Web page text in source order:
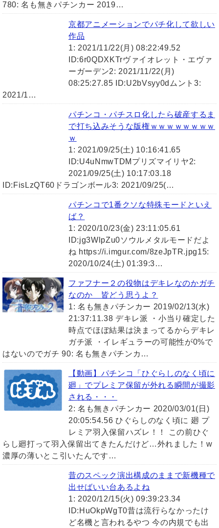
780: 名も無きパチンカー 2019…
京都アニメーションでパチ化して欲しい
作品
1: 2021/11/22(月) 08:22:49.52
ID:6r0QDXKTrヴァイオレット・エヴァ
ーガーデン2: 2021/11/22(月)
08:25:27.85 ID:U2bVsyy0dムント3:
2021/1…
パチンコ・パチスロ化したら破産するま
で打ち込みそうな版権ｗｗｗｗｗｗｗｗ
ｗ
1: 2021/09/25(土) 10:16:41.65
ID:U4uNmwTDMプリズマイリヤ2:
2021/09/25(土) 10:17:03.18
ID:FisLzQT60ドラゴンボール3: 2021/09/25(…
パチンコで1番クソな特殊モードといえ
ば？
1: 2020/10/23(金) 23:11:05.61
ID:jg3WlpZu0ソウルメタルモードだよ
ね https://i.imgur.com/8zeJpTR.jpg15:
2020/10/24(土) 01:39:3…
ファフナー２の役物はデキレなのかガチ
なのか 皆どう思うよ？
1: 名も無きパチンカー 2019/02/13(水)
21:37:11.38 デキレ派 ・小当り確定した
時点でほぼ結果は決まってるからデキレ
ガチ派 ・イレギュラーの可能性が0%で
はないのでガチ 90: 名も無きパチンカ…
【動画】パチンコ「ひぐらしのなく頃に
廻」でプレミア保留が外れる瞬間が撮影
される・・・
2: 名も無きパチンカー 2020/03/01(日)
20:05:54.56 ひぐらしのなく頃に 廻 プ
レミア羽入保留ハズレ！！ この前ひぐ
らし廻打って羽入保留出てきたんだけど…外れました！w
濃厚の薄いとこ引いたんです…
昔のスペック演出構成のままで新機種で
出せばいい台あるよね
1: 2020/12/15(火) 09:39:23.34
ID:HuOkpWgT0昔は流行らなかったけ
ど名機と言われるやつ 今の内規でも出